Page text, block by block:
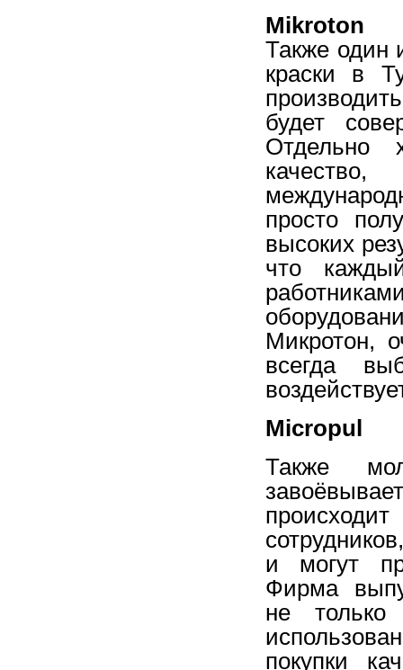
Mikroton
Также один
краски в
будет
Отдельно
просто
высоких
что
Микротон,
всегда
Micropul
Также
и могут
Фирма
не
покупки